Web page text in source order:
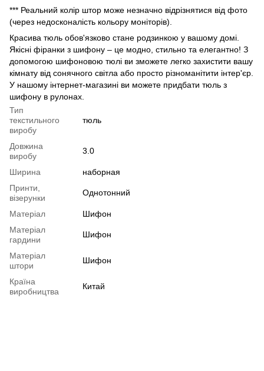
*** Реальний колір штор може незначно відрізнятися від фото
(через недосконалість кольору моніторів).
Красива тюль обов'язково стане родзинкою у вашому домі.
Якісні фіранки з шифону – це модно, стильно та елегантно! З
допомогою шифоновою тюлі ви зможете легко захистити вашу
кімнату від сонячного світла або просто різноманітити інтер'єр.
У нашому інтернет-магазині ви можете придбати тюль з
шифону в рулонах.
Тип
текстильного
виробу
тюль
Довжина
виробу
3.0
Ширина
наборная
Принти,
візерунки
Однотонний
Матеріал
Шифон
Матеріал
гардини
Шифон
Матеріал
штори
Шифон
Країна
виробництва
Китай